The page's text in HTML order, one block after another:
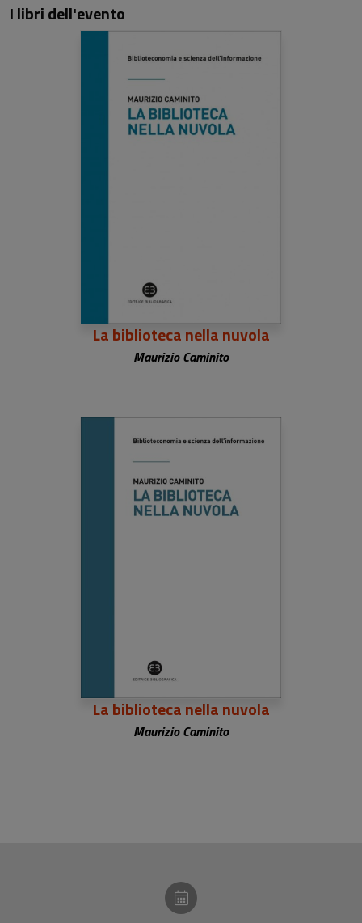
I libri dell'evento
La biblioteca nella nuvola
Maurizio Caminito
La biblioteca nella nuvola
Maurizio Caminito